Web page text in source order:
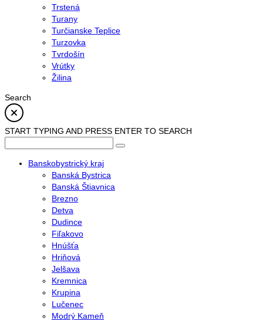
Trstená
Turany
Turčianske Teplice
Turzovka
Tvrdošín
Vrútky
Žilina
Search
START TYPING AND PRESS ENTER TO SEARCH
Banskobystrický kraj
Banská Bystrica
Banská Štiavnica
Brezno
Detva
Dudince
Fiľakovo
Hnúšťa
Hriňová
Jelšava
Kremnica
Krupina
Lučenec
Modrý Kameň